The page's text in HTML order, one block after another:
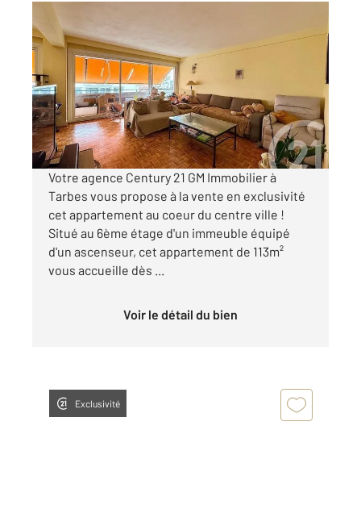
TARBES 65
113,41 m2, 4 pièces
Ref : 3857
Appartement F4 à vendre
135 000 €
Visiter le site dédié
Votre agence Century 21 GM Immobilier à
Tarbes vous propose à la vente en exclusivité
cet appartement au coeur du centre ville !
Situé au 6ème étage d'un immeuble équipé
d'un ascenseur, cet appartement de 113m²
vous accueille dès ...
Voir le détail du bien
Exclusivité